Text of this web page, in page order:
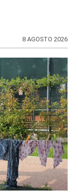
8 AGOSTO 2026